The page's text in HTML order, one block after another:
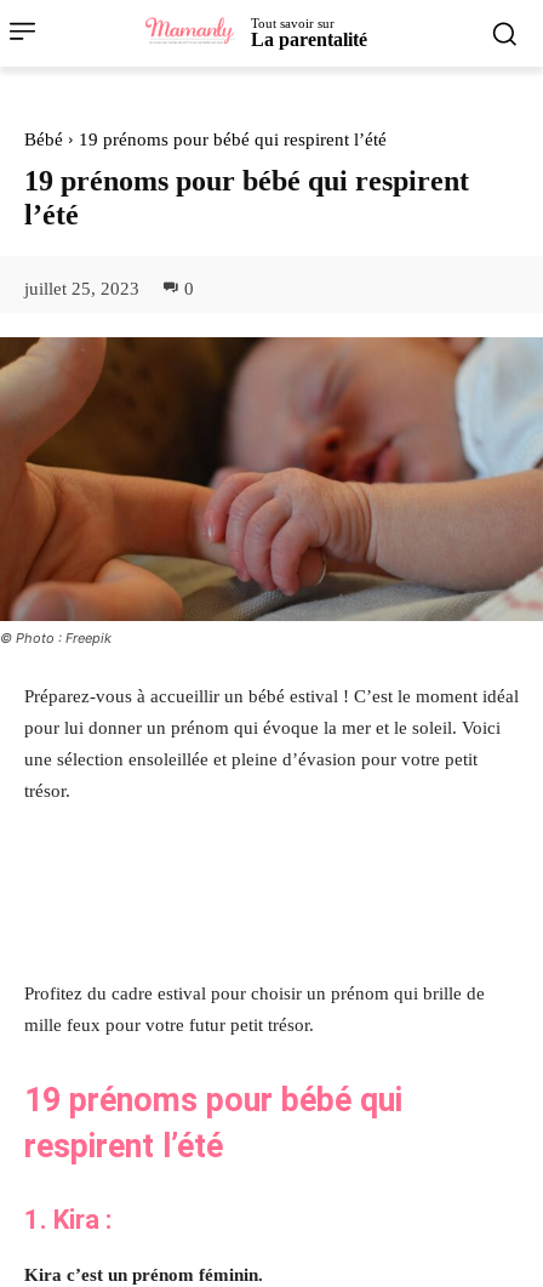
Tout savoir sur
La parentalité
Bébé 19 prénoms pour bébé qui respirent l’été
19 prénoms pour bébé qui respirent
l’été
juillet 25, 2023 0
© Photo : Freepik
Préparez-vous à accueillir un bébé estival ! C’est le moment idéal
pour lui donner un prénom qui évoque la mer et le soleil. Voici
une sélection ensoleillée et pleine d’évasion pour votre petit
trésor.
Profitez du cadre estival pour choisir un prénom qui brille de
mille feux pour votre futur petit trésor.
19 prénoms pour bébé qui
respirent l’été
1. Kira :
Kira c’est un prénom féminin.